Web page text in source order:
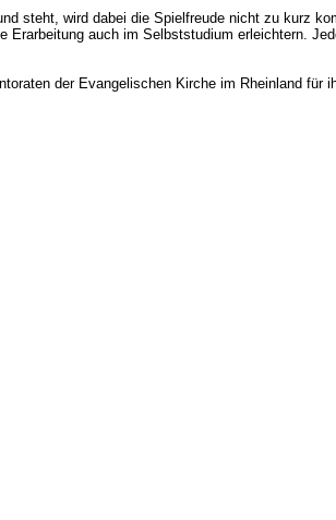
steht, wird dabei die Spielfreude nicht zu kurz
Erarbeitung auch im Selbststudium erleichtern.
der Evangelischen Kirche im Rheinland